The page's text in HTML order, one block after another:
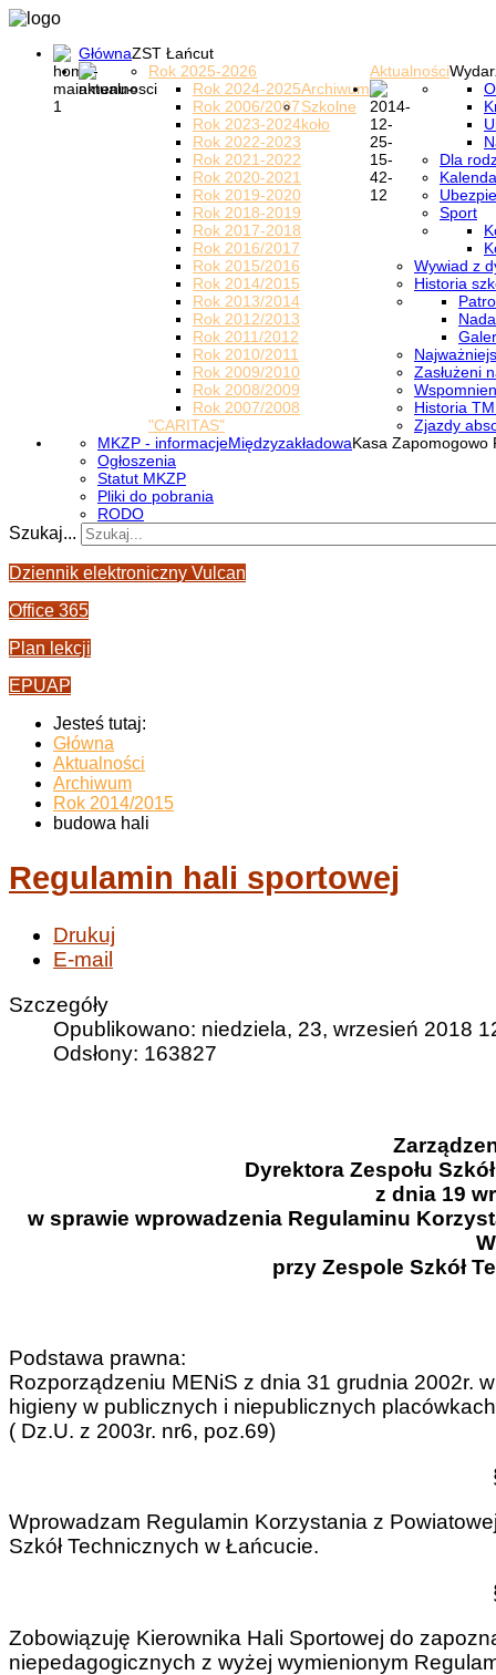
GłównaZST Łańcut
Aktualności
Rok 2025-2026
Archiwum
Rok 2024-2025
Rok 2006/2007
Rok 2023-2024
Rok 2022-2023
Rok 2021-2022
Rok 2020-2021
Rok 2019-2020
Rok 2018-2019
Rok 2017-2018
Rok 2016/2017
Rok 2015/2016
Rok 2014/2015
Rok 2013/2014
Rok 2012/2013
Rok 2011/2012
Rok 2010/2011
Rok 2009/2010
Rok 2008/2009
Rok 2007/2008
Szkolne
koło
"CARITAS"
Dla
Sport
Wywiad z
Historia
Zasłużeni
Historia
Zjazdy
MiędzyzakładowaKasa Zapomogowo
MKZP - informacje
Ogłoszenia
Statut MKZP
Pliki do pobrania
RODO
Szukaj...
Dziennik elektroniczny Vulcan
Office 365
Plan lekcji
EPUAP
Jesteś tutaj:
Główna
Aktualności
Archiwum
Rok 2014/2015
budowa hali
Regulamin hali sportowej
Drukuj
E-mail
Szczegóły
Opublikowano: niedziela, 23, wrzesień 2018
Odsłony: 163827
Dyrektora Zespołu
z dnia 19
w sprawie wprowadzenia Regulaminu
przy Zespole Szkół
Podstawa prawna:
Rozporządzeniu MENiS z dnia 31 grudnia 2002r.
higieny w publicznych i niepublicznych
( Dz.U. z 2003r. nr6, poz.69)
Wprowadzam Regulamin Korzystania z
Szkół Technicznych w Łańcucie.
Zobowiązuję Kierownika Hali Sportowej do
niepedagogicznych z wyżej wymienionym